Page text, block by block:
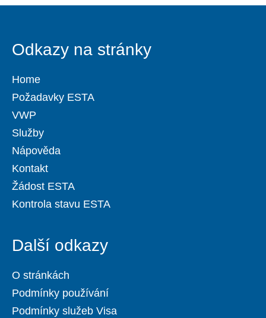
Odkazy na stránky
Home
Požadavky ESTA
VWP
Služby
Nápověda
Kontakt
Žádost ESTA
Kontrola stavu ESTA
Další odkazy
O stránkách
Podmínky používání
Podmínky služeb Visa